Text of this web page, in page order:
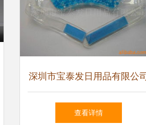
深圳市宝泰发日用品有限公司
保健用品及保健器械产品列表
查看详情